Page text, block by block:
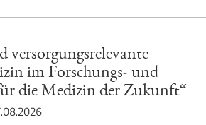
versorgungsrelevante
im Forschungs- und
die Medizin der Zukunft“